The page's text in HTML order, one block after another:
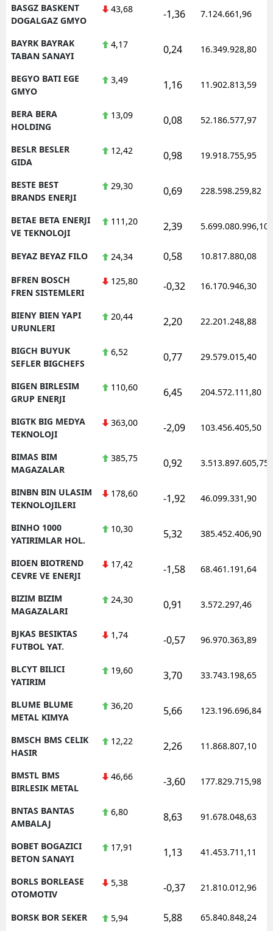
BASGZ BASKENT
DOGALGAZ GMYO
43,68 -1,36 7.124.661,96
BAYRK BAYRAK
TABAN SANAYI
4,17 0,24 16.349.928,80
BEGYO BATI EGE
GMYO
3,49 1,16 11.902.813,59
BERA BERA
HOLDING
13,09 0,08 52.186.577,97
BESLR BESLER
GIDA
12,42 0,98 19.918.755,95
BESTE BEST
BRANDS ENERJI
29,30 0,69 228.598.259,82
BETAE BETA ENERJI
VE TEKNOLOJI
111,20 2,39 5.699.080.996,10
BEYAZ BEYAZ FILO 24,34 0,58 10.817.880,08
BFREN BOSCH
FREN SISTEMLERI
125,80 -0,32 16.170.946,30
BIENY BIEN YAPI
URUNLERI
20,44 2,20 22.201.248,88
BIGCH BUYUK
SEFLER BIGCHEFS
6,52 0,77 29.579.015,40
BIGEN BIRLESIM
GRUP ENERJI
110,60 6,45 204.572.111,80
BIGTK BIG MEDYA
TEKNOLOJI
363,00 -2,09 103.456.405,50
BIMAS BIM
MAGAZALAR
385,75 0,92 3.513.897.605,75
BINBN BIN ULASIM
TEKNOLOJILERI
178,60 -1,92 46.099.331,90
BINHO 1000
YATIRIMLAR HOL.
10,30 5,32 385.452.406,90
BIOEN BIOTREND
CEVRE VE ENERJI
17,42 -1,58 68.461.191,64
BIZIM BIZIM
MAGAZALARI
24,30 0,91 3.572.297,46
BJKAS BESIKTAS
FUTBOL YAT.
1,74 -0,57 96.970.363,89
BLCYT BILICI
YATIRIM
19,60 3,70 33.743.198,65
BLUME BLUME
METAL KIMYA
36,20 5,66 123.196.696,84
BMSCH BMS CELIK
HASIR
12,22 2,26 11.868.807,10
BMSTL BMS
BIRLESIK METAL
46,66 -3,60 177.829.715,98
BNTAS BANTAS
AMBALAJ
6,80 8,63 91.678.048,63
BOBET BOGAZICI
BETON SANAYI
17,91 1,13 41.453.711,11
BORLS BORLEASE
OTOMOTIV
5,38 -0,37 21.810.012,96
BORSK BOR SEKER 5,94 5,88 65.840.848,24